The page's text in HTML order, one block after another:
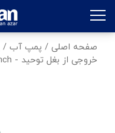
صفحه اصلی / پمپ آب /
خروجی از بغل توحید - T70-12.5Amper-1.1/4Inch